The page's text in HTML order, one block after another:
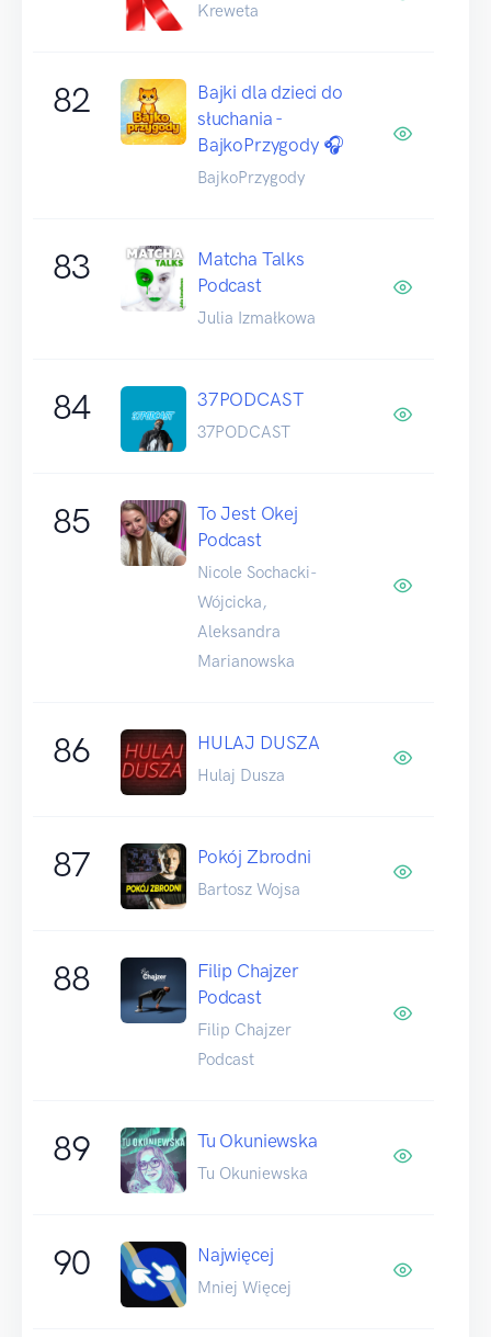
Kreweta
82
Bajki dla dzieci do
słuchania -
BajkoPrzygody 🎧
BajkoPrzygody
83
Matcha Talks
Podcast
Julia Izmałkowa
84 37PODCAST
37PODCAST
85
To Jest Okej
Podcast
Nicole Sochacki-
Wójcicka,
Aleksandra
Marianowska
86 HULAJ DUSZA
Hulaj Dusza
87 Pokój Zbrodni
Bartosz Wojsa
88
Filip Chajzer
Podcast
Filip Chajzer
Podcast
89 Tu Okuniewska
Tu Okuniewska
90 Najwięcej
Mniej Więcej